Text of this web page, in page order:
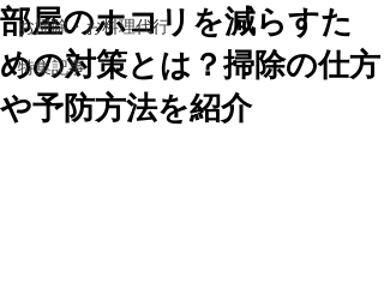
お掃除・お料理代行
特集記事
部屋のホコリを減らすた
めの対策とは？掃除の仕方
や予防方法を紹介